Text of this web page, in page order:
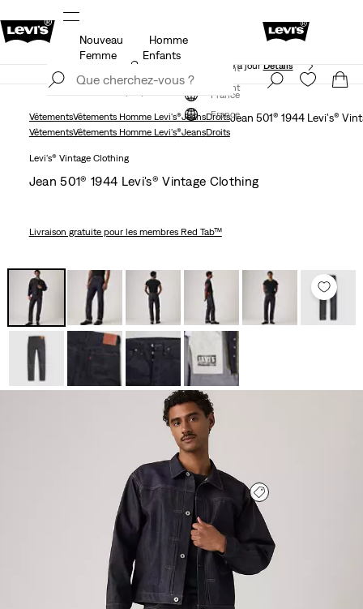
Unidays: Les étudiants bénéficient de -20%
S'inscrire maintenant
France
Nouveau
Homme
Femme
Enfants
Politique de livraison et de retours Mise à jour Détails
S'inscrire maintenant
France
VêtementsVêtements Homme Levi's®JeansDroitsJean 501® 1944 Levi's®
VêtementsVêtements Homme Levi's®JeansDroits
Levi's® Vintage Clothing
Jean 501® 1944 Levi's® Vintage Clothing
Livraison gratuitepour les membres Red Tab™